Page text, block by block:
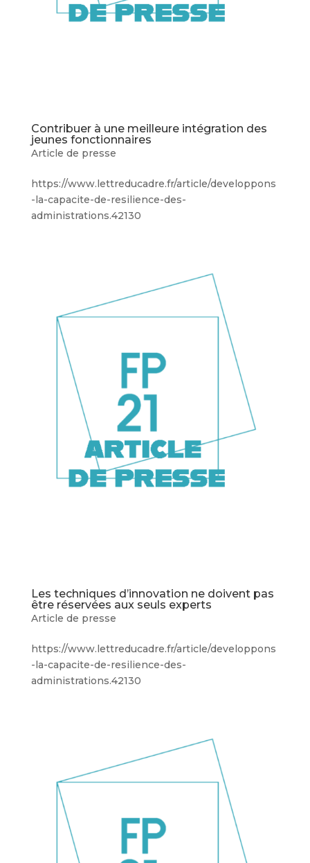
Contribuer à une meilleure intégration des
jeunes fonctionnaires
Article de presse
https://www.lettreducadre.fr/article/developpons
-la-capacite-de-resilience-des-
administrations.42130
Les techniques d’innovation ne doivent pas
être réservées aux seuls experts
Article de presse
https://www.lettreducadre.fr/article/developpons
-la-capacite-de-resilience-des-
administrations.42130